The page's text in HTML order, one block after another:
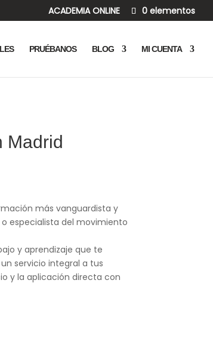
ACADEMIA ONLINE 0 elementos
PRUÉBANOS BLOG MI CUENTA
Madrid
más vanguardista y
especialista del movimiento
y aprendizaje que te
servicio integral a tus
y la aplicación directa con